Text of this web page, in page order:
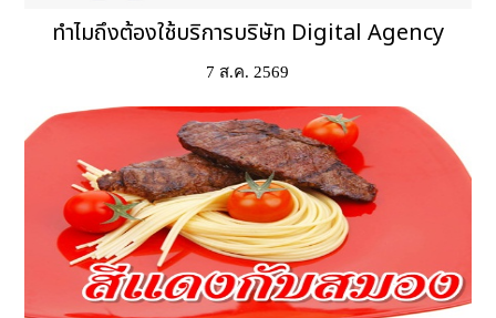
ทำไมถึงต้องใช้บริการบริษัท Digital Agency
7 ส.ค. 2569